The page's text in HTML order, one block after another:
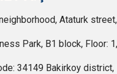
Ataturk
Park, B1 block, Floor:
34149 Bakirkoy